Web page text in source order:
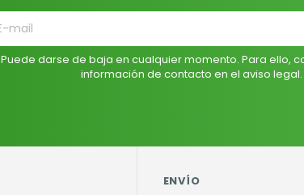
Puede darse de baja en cualquier momento. Para ello,
información de contacto en el aviso legal.
ENVÍO